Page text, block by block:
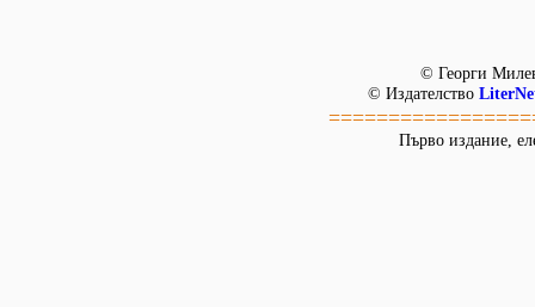
© Георги
© Издателство
Първо издание,